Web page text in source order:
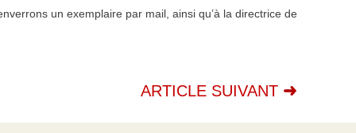
un exemplaire par mail, ainsi qu’à la directrice de
ARTICLE SUIVANT